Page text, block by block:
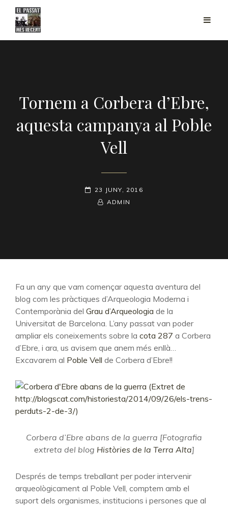
Tornem a Corbera d’Ebre,
aquesta campanya al Poble
Vell
POSTED-
23 JUNY, 2016
BY
BYLINE
ADMIN
Fa un any que vam començar aquesta aventura del
blog com les pràctiques d’Arqueologia Moderna i
Contemporània del Grau d’Arqueologia de la
Universitat de Barcelona. L’any passat van poder
ampliar els coneixements sobre la cota 287 a Corbera
d’Ebre, i ara, us avisem que anem més enllà…
Excavarem al Poble Vell de Corbera d’Ebre!!
Corbera d’Ebre abans de la guerra [Fotografia
extreta del blog Històries de la Terra Alta]
Després de temps treballant per poder intervenir
arqueològicament al Poble Vell, comptem amb el
suport dels organismes, institucions i persones que al